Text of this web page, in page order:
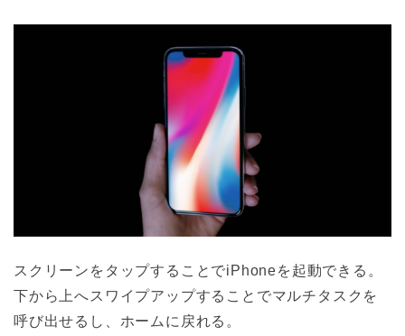
スクリーンをタップすることでiPhoneを起動できる。
下から上へスワイプアップすることでマルチタスクを
呼び出せるし、ホームに戻れる。